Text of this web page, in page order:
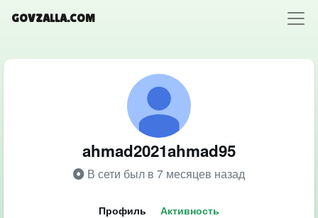
GOVZALLA.COM
ahmad2021ahmad95
В сети был в 7 месяцев назад
Профиль Активность